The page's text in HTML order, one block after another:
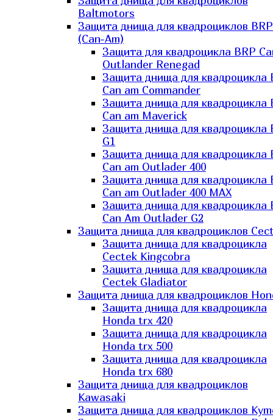
Baltmotors
Защита днища для квадроциклов BRP
(Can-Am)
Защита для квадроцикла BRP
Outlander Renegad
Защита днища для квадроцикла
Can am Commander
Защита днища для квадроцикла
Can am Maverick
Защита днища для квадроцикла
G1
Защита днища для квадроцикла
Can am Outlader 400
Защита днища для квадроцикла
Can am Outlader 400 MAX
Защита днища для квадроцикла
Can Аm Outlader G2
Защита днища для квадроциклов
Защита днища для квадроцикла
Cectek Kingcobra
Защита днища для квадроцикла
Cectek Gladiator
Защита днища для квадроциклов
Защита днища для квадроцикла
Honda trx 420
Защита днища для квадроцикла
Honda trx 500
Защита днища для квадроцикла
Honda trx 680
Защита днища для квадроциклов
Kawasaki
Защита днища для квадроциклов